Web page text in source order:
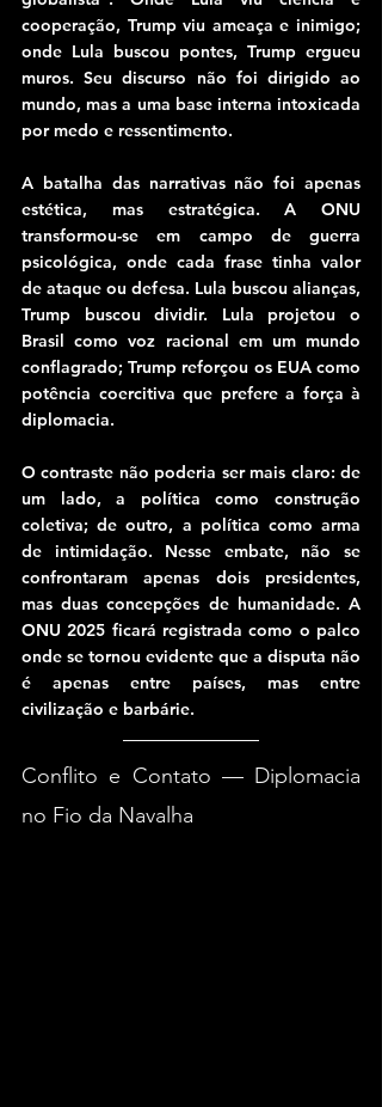
cooperação, Trump viu ameaça e inimigo;
onde Lula buscou pontes, Trump ergueu
muros. Seu discurso não foi dirigido ao
mundo, mas a uma base interna intoxicada
por medo e ressentimento.
A batalha das narrativas não foi apenas
estética, mas estratégica. A ONU
transformou-se em campo de guerra
psicológica, onde cada frase tinha valor
de ataque ou defesa. Lula buscou alianças,
Trump buscou dividir. Lula projetou o
Brasil como voz racional em um mundo
conflagrado; Trump reforçou os EUA como
potência coercitiva que prefere a força à
diplomacia.
O contraste não poderia ser mais claro: de
um lado, a política como construção
coletiva; de outro, a política como arma
de intimidação. Nesse embate, não se
confrontaram apenas dois presidentes,
mas duas concepções de humanidade. A
ONU 2025 ficará registrada como o palco
onde se tornou evidente que a disputa não
é apenas entre países, mas entre
civilização e barbárie.
Conflito e Contato — Diplomacia
no Fio da Navalha